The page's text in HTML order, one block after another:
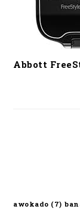
Abbott
awokado (7)